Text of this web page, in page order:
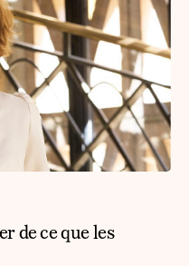
de ce que les